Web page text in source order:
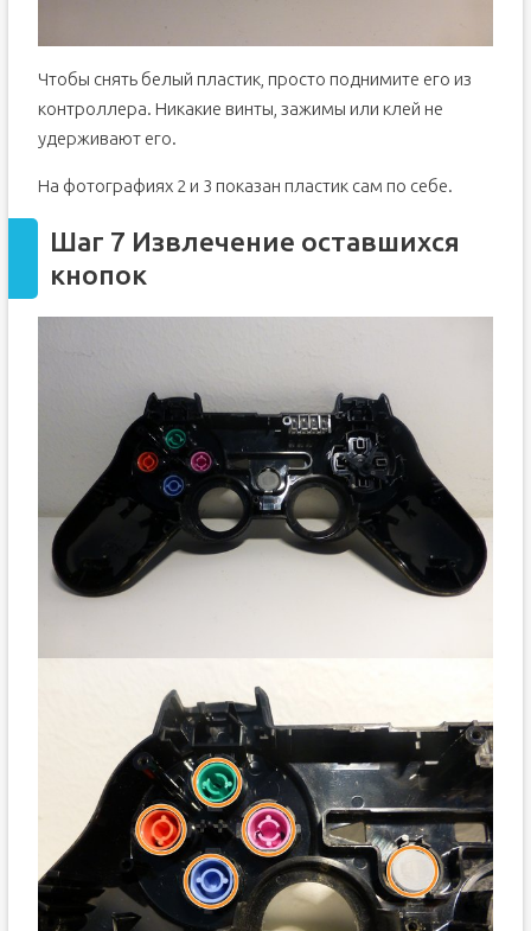
Чтобы снять белый пластик, просто поднимите его из
контроллера. Никакие винты, зажимы или клей не
удерживают его.
На фотографиях 2 и 3 показан пластик сам по себе.
Шаг 7 Извлечение оставшихся
кнопок